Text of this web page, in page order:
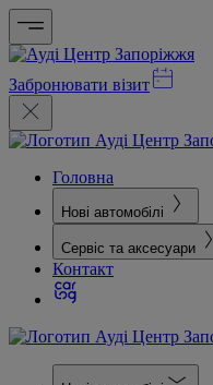
Забронювати візит
Головна
Нові автомобілі
Сервіс та аксесуари
Контакт